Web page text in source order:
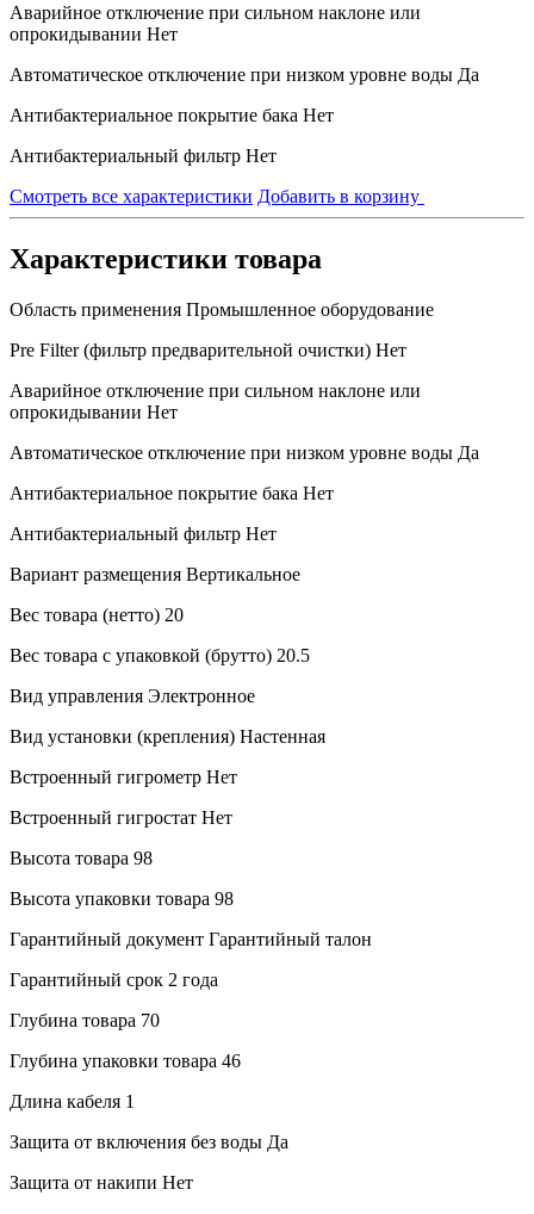
Аварийное отключение при сильном наклоне или
опрокидывании Нет
Автоматическое отключение при низком уровне воды Да
Антибактериальное покрытие бака Нет
Антибактериальный фильтр Нет
Смотреть все характеристики Добавить в корзину
Характеристики товара
Область применения Промышленное оборудование
Pre Filter (фильтр предварительной очистки) Нет
Аварийное отключение при сильном наклоне или
опрокидывании Нет
Автоматическое отключение при низком уровне воды Да
Антибактериальное покрытие бака Нет
Антибактериальный фильтр Нет
Вариант размещения Вертикальное
Вес товара (нетто) 20
Вес товара с упаковкой (брутто) 20.5
Вид управления Электронное
Вид установки (крепления) Настенная
Встроенный гигрометр Нет
Встроенный гигростат Нет
Высота товара 98
Высота упаковки товара 98
Гарантийный документ Гарантийный талон
Гарантийный срок 2 года
Глубина товара 70
Глубина упаковки товара 46
Длина кабеля 1
Защита от включения без воды Да
Защита от накипи Нет